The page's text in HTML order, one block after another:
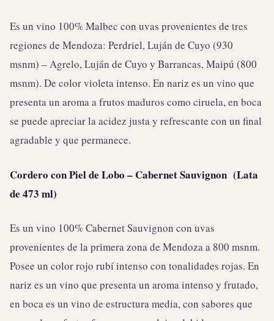
Es un vino 100% Malbec con uvas provenientes de tres
regiones de Mendoza: Perdriel, Luján de Cuyo (930
msnm) – Agrelo, Luján de Cuyo y Barrancas, Maipú (800
msnm). De color violeta intenso. En nariz es un vino que
presenta un aroma a frutos maduros como ciruela, en boca
se puede apreciar la acidez justa y refrescante con un final
agradable y que permanece.
Cordero con Piel de Lobo – Cabernet Sauvignon (Lata
de 473 ml)
Es un vino 100% Cabernet Sauvignon con uvas
provenientes de la primera zona de Mendoza a 800 msnm.
Posee un color rojo rubí intenso con tonalidades rojas. En
nariz es un vino que presenta un aroma intenso y frutado,
en boca es un vino de estructura media, con sabores que